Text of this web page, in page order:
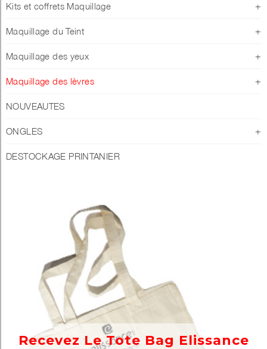
+
Kits et coffrets Maquillage
+
Maquillage du Teint
+
Maquillage des yeux
+
Maquillage des lèvres
NOUVEAUTES
+
ONGLES
DESTOCKAGE PRINTANIER
Recevez Le Tote Bag Elissance